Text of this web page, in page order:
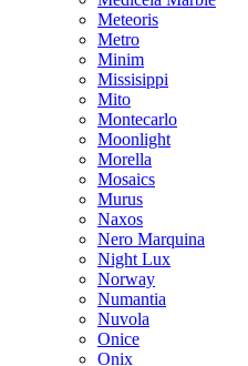
Meteoris
Metro
Minim
Missisippi
Mito
Montecarlo
Moonlight
Morella
Mosaics
Murus
Naxos
Nero Marquina
Night Lux
Norway
Numantia
Nuvola
Onice
Onix